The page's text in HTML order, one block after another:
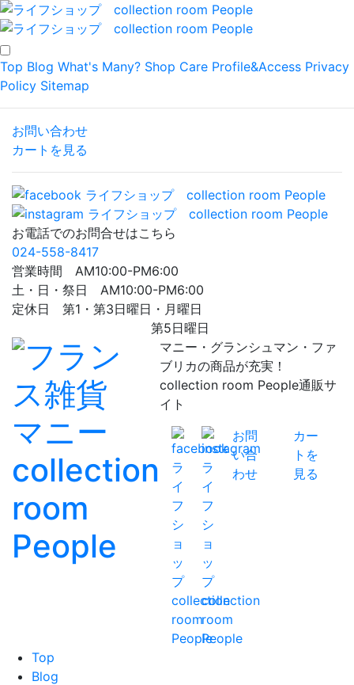
Top Blog What's Many? Shop Care Profile&Access Privacy
Policy Sitemap
お問い合わせ
カートを見る
お電話でのお問合せはこちら
024-558-8417
営業時間 AM10:00-PM6:00
土・日・祭日 AM10:00-PM6:00
定休日 第1・第3日曜日・月曜日
第5日曜日
マニー・グランシュマン・ファ
ブリカの商品が充実！
collection room People通販サ
イト
お問
い合
わせ
カー
トを
見る
Top
Blog